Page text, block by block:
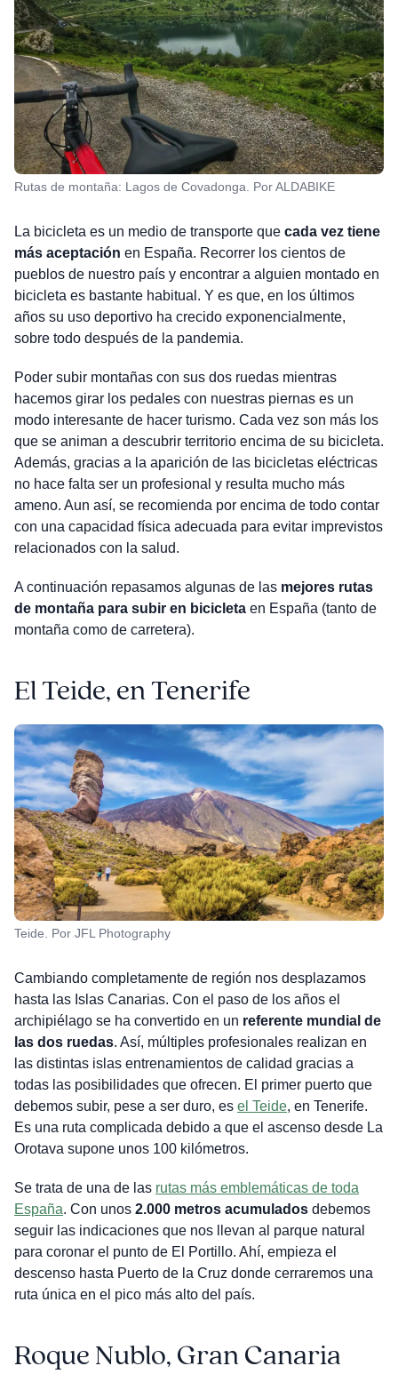
Rutas de montaña: Lagos de Covadonga. Por ALDABIKE
La bicicleta es un medio de transporte que cada vez tiene
más aceptación en España. Recorrer los cientos de
pueblos de nuestro país y encontrar a alguien montado en
bicicleta es bastante habitual. Y es que, en los últimos
años su uso deportivo ha crecido exponencialmente,
sobre todo después de la pandemia.
Poder subir montañas con sus dos ruedas mientras
hacemos girar los pedales con nuestras piernas es un
modo interesante de hacer turismo. Cada vez son más los
que se animan a descubrir territorio encima de su bicicleta.
Además, gracias a la aparición de las bicicletas eléctricas
no hace falta ser un profesional y resulta mucho más
ameno. Aun así, se recomienda por encima de todo contar
con una capacidad física adecuada para evitar imprevistos
relacionados con la salud.
A continuación repasamos algunas de las mejores rutas
de montaña para subir en bicicletaen España (tanto de
montaña como de carretera).
El Teide, en Tenerife
Teide. Por JFL Photography
Cambiando completamente de región nos desplazamos
hasta las Islas Canarias. Con el paso de los años el
archipiélago se ha convertido en un referente mundial de
las dos ruedas. Así, múltiples profesionales realizan en
las distintas islas entrenamientos de calidad gracias a
todas las posibilidades que ofrecen. El primer puerto que
debemos subir, pese a ser duro, es el Teide, en Tenerife.
Es una ruta complicada debido a que el ascenso desde La
Orotava supone unos 100 kilómetros.
Se trata de una de las rutas más emblemáticas de toda
España. Con unos 2.000 metros acumuladosdebemos
seguir las indicaciones que nos llevan al parque natural
para coronar el punto de El Portillo. Ahí, empieza el
descenso hasta Puerto de la Cruz donde cerraremos una
ruta única en el pico más alto del país.
Roque Nublo, Gran Canaria